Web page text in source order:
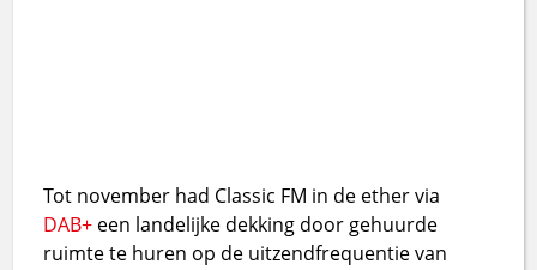
Tot november had Classic FM in de ether via
DAB+ een landelijke dekking door gehuurde
ruimte te huren op de uitzendfrequentie van